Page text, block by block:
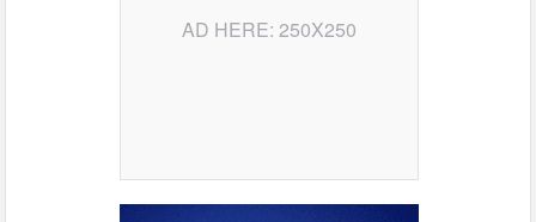
AD HERE: 250X250